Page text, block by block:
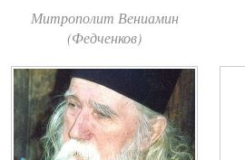
Митрополит Вениамин
(Федченков)